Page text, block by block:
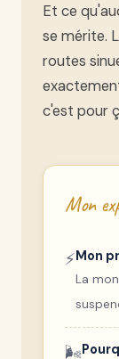
Et ce
se mérite.
routes
c'est pour
Mon
⚡Mon
La
🌬️